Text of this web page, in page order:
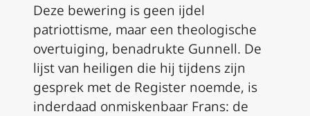
Deze bewering is geen ijdel
patriottisme, maar een theologische
overtuiging, benadrukte Gunnell. De
lijst van heiligen die hij tijdens zijn
gesprek met de Register noemde, is
inderdaad onmiskenbaar Frans: de